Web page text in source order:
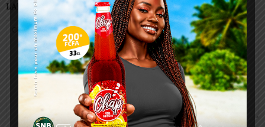
LAISSER UN COMMENTAIRE